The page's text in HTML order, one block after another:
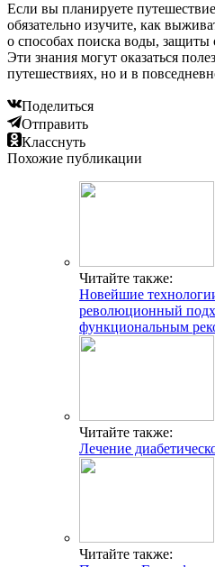
Если вы планируете
обязательно изучите, как
о способах поиска воды,
Эти знания могут оказаться
путешествиях, но и в
Поделиться
Отправить
Класснуть
Похожие публикации
Читайте также:
Новейшие
революционный
функциональным
Читайте также:
Лечение
Читайте также: